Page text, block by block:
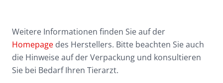
Weitere Informationen finden Sie auf der
Homepage des Herstellers. Bitte beachten Sie auch
die Hinweise auf der Verpackung und konsultieren
Sie bei Bedarf Ihren Tierarzt.